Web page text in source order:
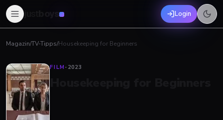
boys Login
Magazin/TV-Tipps/Housekeeping for Beginners
FILM· 2023